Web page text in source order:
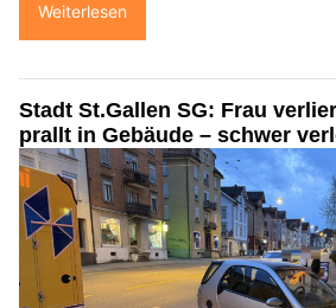
Weiterlesen
Stadt St.Gallen SG: Frau
prallt in Gebäude – schwer